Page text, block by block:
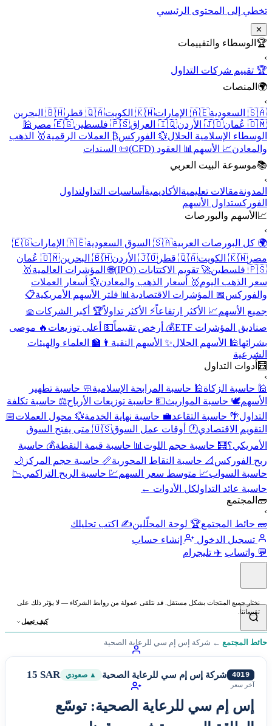
تخطي إلى المحتوى الرئيسي
✕
🏆 الوسطاء والتقييمات
›
🏆 تقييم شركات التداول
🌍 المنصات
›
🇸🇦 السعودية
🇦🇪 الإمارات 🇰🇼 الكويت 🇶🇦 قطر
🇧🇭 البحرين
🇴🇲 عُمان
🇯🇴 الأردن 🇮🇶 العراق 🇵🇸 فلسطين 🇪🇬 مصر
🕌
الوسطاء الإسلامية الحلال💱 الفوركس₿ العملات الرقمية🥇 الذهب
والمعادن📈 الأسهم 📊 العقود (CFD)
📜 السندات
📚موسوعة البيت العربي
›
المدونةمقالات تعليمية الأكاديمية أساسيات التداولتداول
الفوركستداول الأسهم
📈 الأسهم والبورصات
›
🌍 كل البورصات العربية🇸🇦 السوق السعودية 🇦🇪 الإمارات
🇪🇬
مصر 🇰🇼 الكويت 🇶🇦 قطر 🇯🇴 الأردن 🇧🇭 البحرين
🇴🇲 عُمان
🇵🇸 فلسطين
🚀 تقويم الاكتتابات (IPO) 🌐 المؤشرات العالمية🥇
سعر الذهب اليوم🥇 أسعار الذهب والمعادن💱 أسعار العملات
والفوركس📅 المؤشرات الاقتصادية 📊 فلتر الأسهم الأمريكية📋
جميع الأسهم📈 الأكثر ارتفاعاً⚡ الأكثر تداولاً🏆 أكبر الشركات🧺
صناديق المؤشرات ETF
💰 أرخص تقييماً💵 أعلى توزيعات 🔥 موصى
بشرائها🕌 الأسهم الحلال✨ الأسهم النقية 👨‍🏫 العلماء والهيئات
الشرعية
🧮 أدوات التداول
›
🕌 حاسبة الزكاة🕌 حاسبة المرابحة الإسلامية🧼 حاسبة تطهير
الأسهم🕊️ حاسبة المواريث💵 حاسبة توزيعات الأرباح⚖️ حاسبة تكلفة
التداول🌴 حاسبة التقاعد💼 حاسبة نهاية الخدمة💱 محول العملات📅
التقويم الاقتصادي🕐 أوقات عمل السوق
🇺🇸 متى يفتح السوق
الأمريكي؟🧮 حاسبة حجم اللوت 📊 حاسبة قيمة النقطة💰 حاسبة
ربح الفوركس 📐 حاسبة النقاط المحورية📏 حاسبة حجم المركز 🌙
حاسبة السواب📈 متوسط سعر السهم💹 حاسبة الربح التراكمي📉
حاسبة عائد التداولكل الأدوات ←
🧱 المجتمع
›
🧱 حائط المجتمع🏆 لوحة المحلّلين✍️ اكتب تحليلك
تسجيل الدخول
إنشاء حساب
💬 واتساب ✈️ تليجرام
نختار جميع المنتجات بشكل مستقل. قد نتلقى عمولة من روابط الشركاء — لا يؤثر ذلك على
تقييماتنا.
كيف نعمل
حائط المجتمع ← شركة إس إم سي للرعاية الصحية
4019 شركة إس إم سي للرعاية الصحية ▲ صعودي 15 SAR
آخر سعر
إس إم سي للرعاية الصحية: توسّع